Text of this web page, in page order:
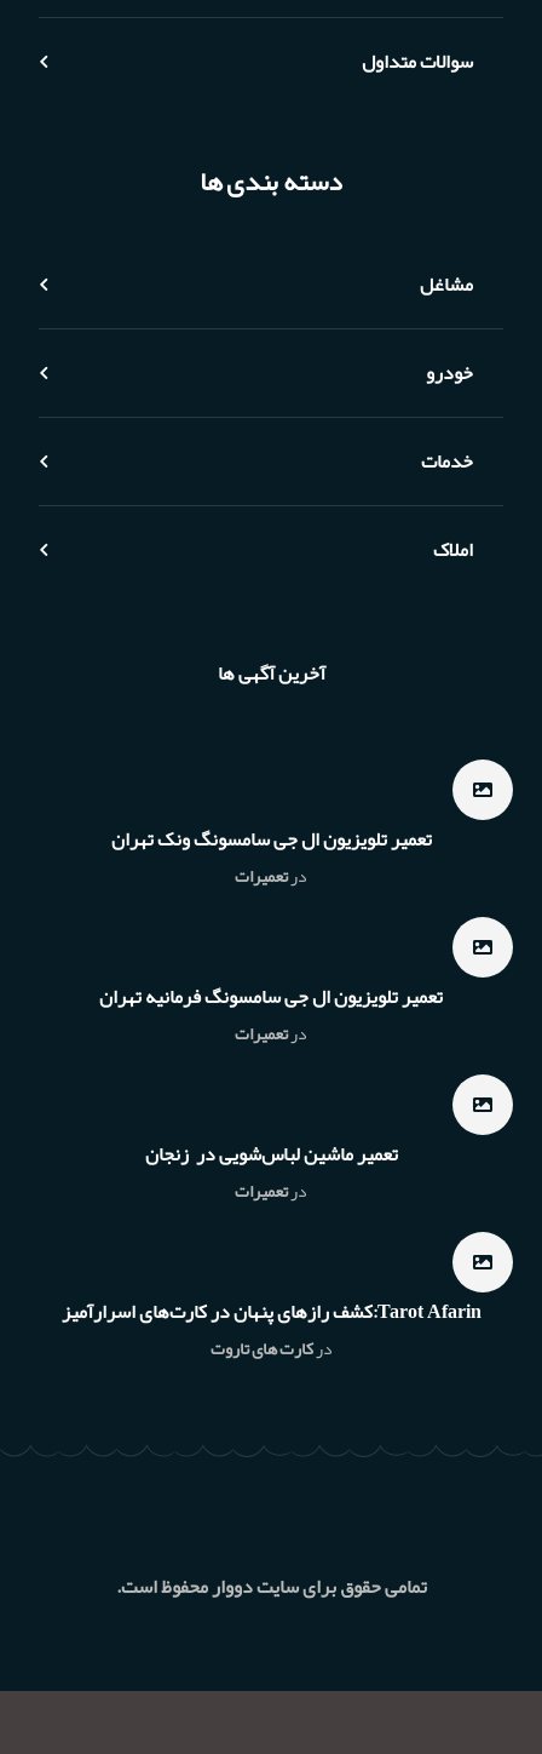
سوالات متداول
دسته بندی ها
مشاغل
خودرو
خدمات
املاک
آخرین آگهی ها
تعمیر تلویزیون ال جی سامسونگ ونک تهران
درتعمیرات
تعمیر تلویزیون ال جی سامسونگ فرمانیه تهران
درتعمیرات
تعمیر ماشین لباس‌شویی در زنجان
درتعمیرات
Tarot Afarin:کشف رازهای پنهان در کارت‌های اسرارآمیز
درکارت های تاروت
تمامی حقوق برای سایت دووار محفوظ است.